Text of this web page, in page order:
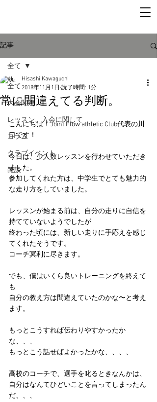
記事
全て
大会関連
レッスン、入会に関して
コラム
クラブイベント
雑談
全て
常に間違えてる判断。
Hisashi Kawaguchi
2018年11月1日 読了時間: 1分
こんにちは！Joint Flow athletic Club代表の川
口です！
今日は、少人数レッスンを行わせていただき
ました。
参加してくれた方は、中学生でとても魅力的
な走り方をしていました。
レッスンが始まる前は、自分の走りに自信を
持てていないようでしたが
終わった頃には、新しい走りに手応えを感じ
てくれたそうです。
コーチ冥利に尽きます。
でも、僕はいくら良いトレーニングを終えて
も
自分の教え方は間違えていたのかな〜と考え
ます。
もっとこうすれば伝わりやすかったか
な、、、
もっとこう話せばよかったかな、、、、
高校のコーチで、選手を叱るときなんかは、
自分はなんてひどいことを言ってしまったん
だ、、、